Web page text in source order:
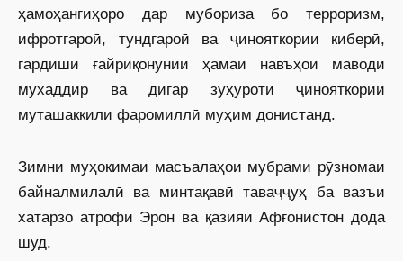
ҳамоҳангиҳоро дар мубориза бо терроризм,
ифротгароӣ, тундгароӣ ва ҷинояткории киберӣ,
гардиши ғайриқонунии ҳамаи навъҳои маводи
мухаддир ва дигар зуҳуроти ҷинояткории
муташаккили фаромиллӣ муҳим донистанд.
Зимни муҳокимаи масъалаҳои мубрами рӯзномаи
байналмилалӣ ва минтақавӣ таваҷҷуҳ ба вазъи
хатарзо атрофи Эрон ва қазияи Афғонистон дода
шуд.